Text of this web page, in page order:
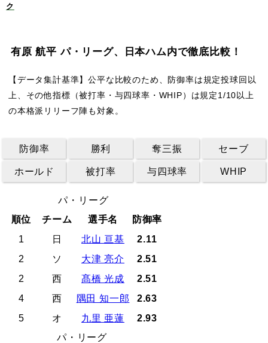
ク
有原 航平 パ・リーグ、日本ハム内で徹底比較！
【データ集計基準】公平な比較のため、防御率は規定投球回以
上、その他指標（被打率・与四球率・WHIP）は規定1/10以上
の本格派リリーフ陣も対象。
防御率 勝利 奪三振 セーブ
ホールド 被打率 与四球率 WHIP
パ・リーグ
順位
チーム 選手名
防御率
1
日 北山 亘基
2.11
2
ソ 大津 亮介
2.51
2
西 髙橋 光成
2.51
4
西 隅田 知一郎
2.63
5
オ 九里 亜蓮
2.93
パ・リーグ